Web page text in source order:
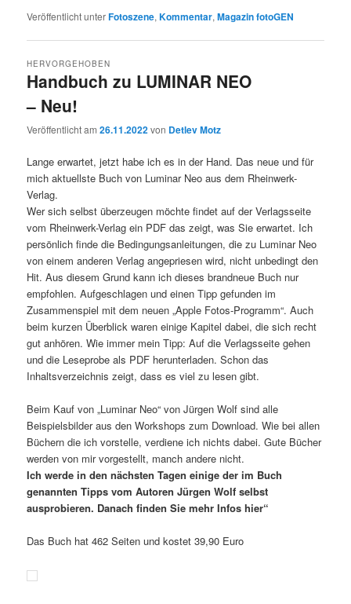
Veröffentlicht unterFotoszene,Kommentar,Magazin fotoGEN
Handbuch zu LUMINAR NEO
– Neu!
HERVORGEHOBEN
Veröffentlicht am26.11.2022von Detlev Motz
Lange erwartet, jetzt habe ich es in der Hand. Das neue und für
mich aktuellste Buch von Luminar Neo aus dem Rheinwerk-
Verlag.
Wer sich selbst überzeugen möchte findet auf der Verlagsseite
vom Rheinwerk-Verlag ein PDF das zeigt, was Sie erwartet. Ich
persönlich finde die Bedingungsanleitungen, die zu Luminar Neo
von einem anderen Verlag angepriesen wird, nicht unbedingt den
Hit. Aus diesem Grund kann ich dieses brandneue Buch nur
empfohlen. Aufgeschlagen und einen Tipp gefunden im
Zusammenspiel mit dem neuen „Apple Fotos-Programm“. Auch
beim kurzen Überblick waren einige Kapitel dabei, die sich recht
gut anhören. Wie immer mein Tipp: Auf die Verlagsseite gehen
und die Leseprobe als PDF herunterladen. Schon das
Inhaltsverzeichnis zeigt, dass es viel zu lesen gibt.
Beim Kauf von „Luminar Neo“ von Jürgen Wolf sind alle
Beispielsbilder aus den Workshops zum Download. Wie bei allen
Büchern die ich vorstelle, verdiene ich nichts dabei. Gute Bücher
werden von mir vorgestellt, manch andere nicht.
Ich werde in den nächsten Tagen einige der im Buch
genannten Tipps vom Autoren Jürgen Wolf selbst
ausprobieren. Danach finden Sie mehr Infos hier“
Das Buch hat 462 Seiten und kostet 39,90 Euro